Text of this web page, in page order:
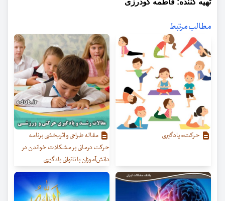
تهیه کننده: فاطمه گودرزی
مطالب مرتبط
حرکت= یادگیری
مقاله طراحی و اثربخشی برنامه
حرکت درمانی بر مشکلات خواندن در
دانش‌آموزان با ناتوانی یادگیری